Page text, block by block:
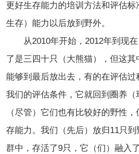
更好生存能力的培训方法和评估
生存）能力以后放到野外。
从2010年开始，2012年到现
了是三四十只（大熊猫），但这
能够到最后放出去，有的在评估过
我们的评估条件，它就回到圈养（
（尽管）它们也有比较好的野性
存能力。我们（先后）放归11只
群中，存活了9只，它（们）融入